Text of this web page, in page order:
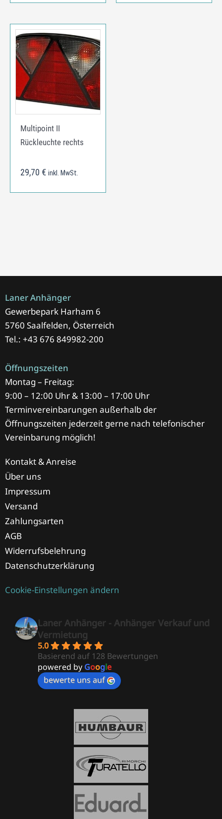
Multipoint II
Rückleuchte rechts
29,70 € inkl. MwSt.
Laner Anhänger
Gewerbepark Harham 6
5760 Saalfelden, Österreich
Tel.: +43 676 849982-200
Öffnungszeiten
Montag – Freitag:
9:00 – 12:00 Uhr & 13:00 – 17:00 Uhr
Terminvereinbarungen außerhalb der
Öffnungszeiten jederzeit gerne nach telefonischer
Vereinbarung möglich!
Kontakt & Anreise
Über uns
Impressum
Versand
Zahlungsarten
AGB
Widerrufsbelehrung
Datenschutzerklärung
Cookie-Einstellungen ändern
Laner Anhänger - Anhänger Verkauf und
Vermietung
5.0
Basierend auf 128 Bewertungen
powered by Google
bewerte uns auf